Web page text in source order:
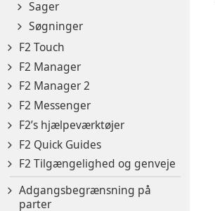
Sager
Søgninger
F2 Touch
F2 Manager
F2 Manager 2
F2 Messenger
F2’s hjælpeværktøjer
F2 Quick Guides
F2 Tilgængelighed og genveje
Adgangsbegrænsning på
parter